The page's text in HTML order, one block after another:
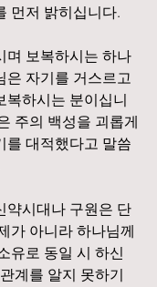
먼저 밝히십니다.
며 보복하시는 하나
은 자기를 거스르고
복하시는 분이십니
주의 백성을 괴롭게
를 대적했다고 말씀
약시대나 구원은 단
가 아니라 하나님께
유로 동일 시 하신
계를 알지 못하기